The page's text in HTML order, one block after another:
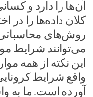
آن‌ها را دارد و
کلان داده‌ها را در
روش‌های
می‌توانند شرایط
این نکته از همه
واقع شرایط
آورده است. ما به